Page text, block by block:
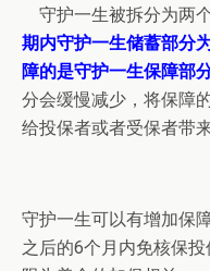
守护一生被拆分为两
期内守护一生储蓄部分
障的是守护一生保障部分
分会缓慢减少，将保障
给投保者或者受保者带
守护一生可以有增加保
之后的6个月内免核保